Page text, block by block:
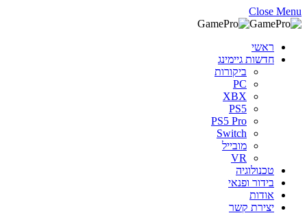
Close Menu
ראשי
חדשות גיימינג
ביקורות
PC
XBX
PS5
PS5 Pro
Switch
מובייל
VR
טכנולוגיה
בידור ופנאי
אודות
יצירת קשר